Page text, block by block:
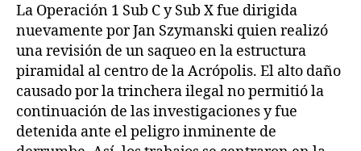
La Operación 1 Sub C y Sub X fue dirigida
nuevamente por Jan Szymanski quien realizó
una revisión de un saqueo en la estructura
piramidal al centro de la Acrópolis. El alto daño
causado por la trinchera ilegal no permitió la
continuación de las investigaciones y fue
detenida ante el peligro inminente de